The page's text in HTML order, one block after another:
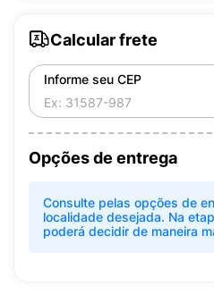
Calcular frete
Informe seu CEP
Opções de entrega
Consulte pelas opções de
localidade desejada. Na
poderá decidir de maneira